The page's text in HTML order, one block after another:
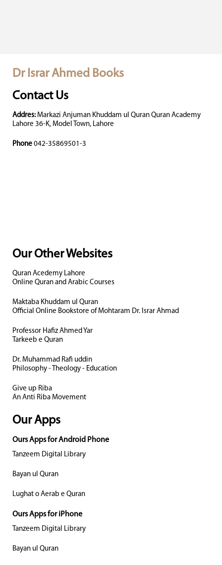
Dr Israr Ahmed Books
Contact Us
Addres: Markazi Anjuman Khuddam ul Quran Quran Academy
Lahore 36-K, Model Town, Lahore
Phone 042-35869501-3
Our Other Websites
Quran Acedemy Lahore
Online Quran and Arabic Courses
Maktaba Khuddam ul Quran
Official Online Bookstore of Mohtaram Dr. Israr Ahmad
Professor Hafiz Ahmed Yar
Tarkeeb e Quran
Dr. Muhammad Rafi uddin
Philosophy - Theology - Education
Give up Riba
An Anti Riba Movement
Our Apps
Ours Apps for Android Phone
Tanzeem Digital Library
Bayan ul Quran
Lughat o Aerab e Quran
Ours Apps for iPhone
Tanzeem Digital Library
Bayan ul Quran